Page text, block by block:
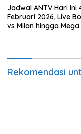
Jadwal ANTV Hari Ini
Februari 2026, Live
vs Milan hingga Mega
Rekomendasi